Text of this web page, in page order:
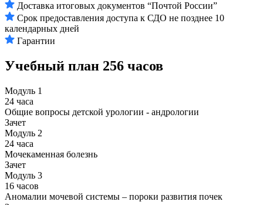
Доставка итоговых документов “Почтой России”
Срок предоставления доступа к СДО не позднее 10
календарных дней
Гарантии
Учебный план 256 часов
Модуль 1
24 часа
Общие вопросы детской урологии - андрологии
Зачет
Модуль 2
24 часа
Мочекаменная болезнь
Зачет
Модуль 3
16 часов
Аномалии мочевой системы – пороки развития почек